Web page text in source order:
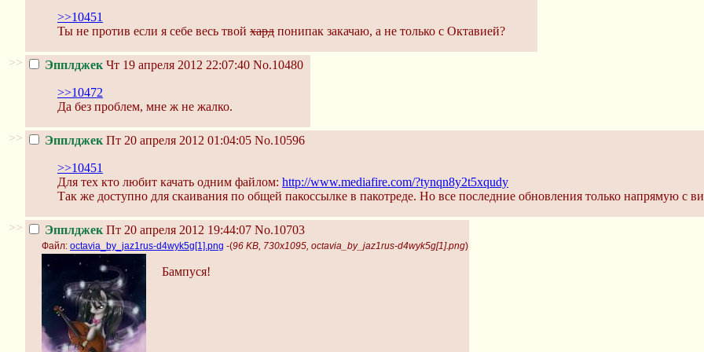
>>10451
Ты не против если я себе весь твой хард понипак закачаю, а не только с Октавией?
>> Эпплджек Чт 19 апреля 2012 22:07:40 No.10480
>>10472
Да без проблем, мне ж не жалко.
>> Эпплджек Пт 20 апреля 2012 01:04:05 No.10596
>>10451
Для тех кто любит качать одним файлом: http://www.mediafire.com/?tynqn8y2t5xqudy
Так же доступно для скаивания по общей пакоссылке в пакотреде. Но все последние обновления только напрямую с
>> Эпплджек Пт 20 апреля 2012 19:44:07 No.10703
Файл: octavia_by_jaz1rus-d4wyk5g[1].png -(96 KB, 730x1095, octavia_by_jaz1rus-d4wyk5g[1].png)
Бампуся!